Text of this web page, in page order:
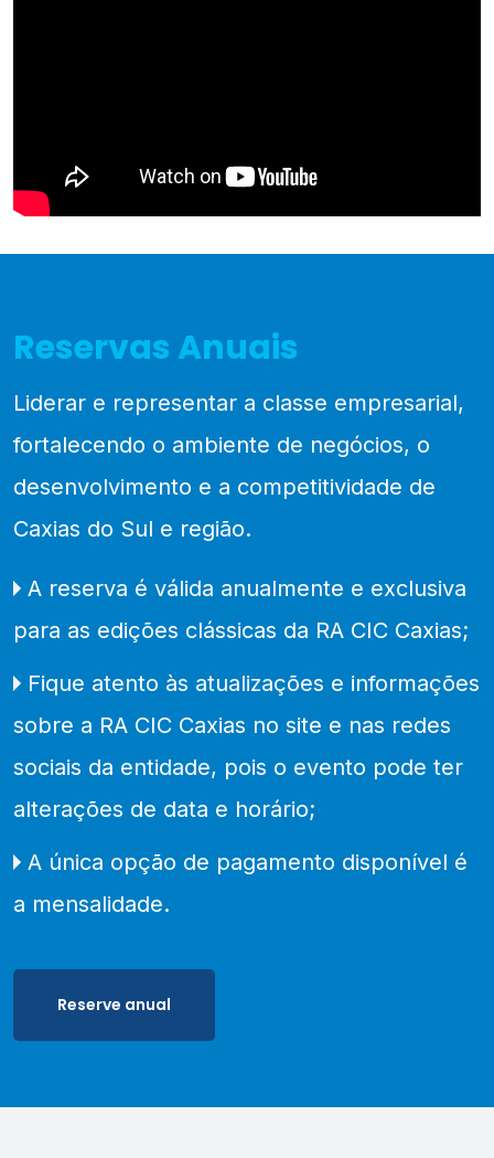
Reservas Anuais
Liderar e representar a classe empresarial,
fortalecendo o ambiente de negócios, o
desenvolvimento e a competitividade de
Caxias do Sul e região.
A reserva é válida anualmente e exclusiva
para as edições clássicas da RA CIC Caxias;
Fique atento às atualizações e informações
sobre a RA CIC Caxias no site e nas redes
sociais da entidade, pois o evento pode ter
alterações de data e horário;
A única opção de pagamento disponível é
a mensalidade.
Reserve anual